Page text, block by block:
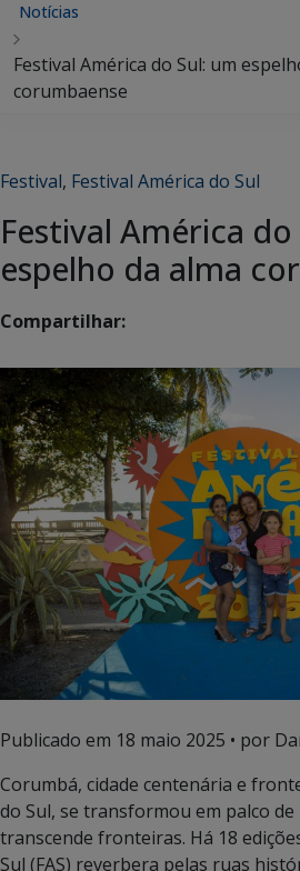
Notícias
Festival América do Sul: um
corumbaense
Festival, Festival América do Sul
Festival América do
espelho da alma
Compartilhar:
Publicado em 18 maio 2025 • por
Corumbá, cidade centenária e
do Sul, se transformou em palco de
transcende fronteiras. Há 18
Sul (FAS) reverbera pelas ruas